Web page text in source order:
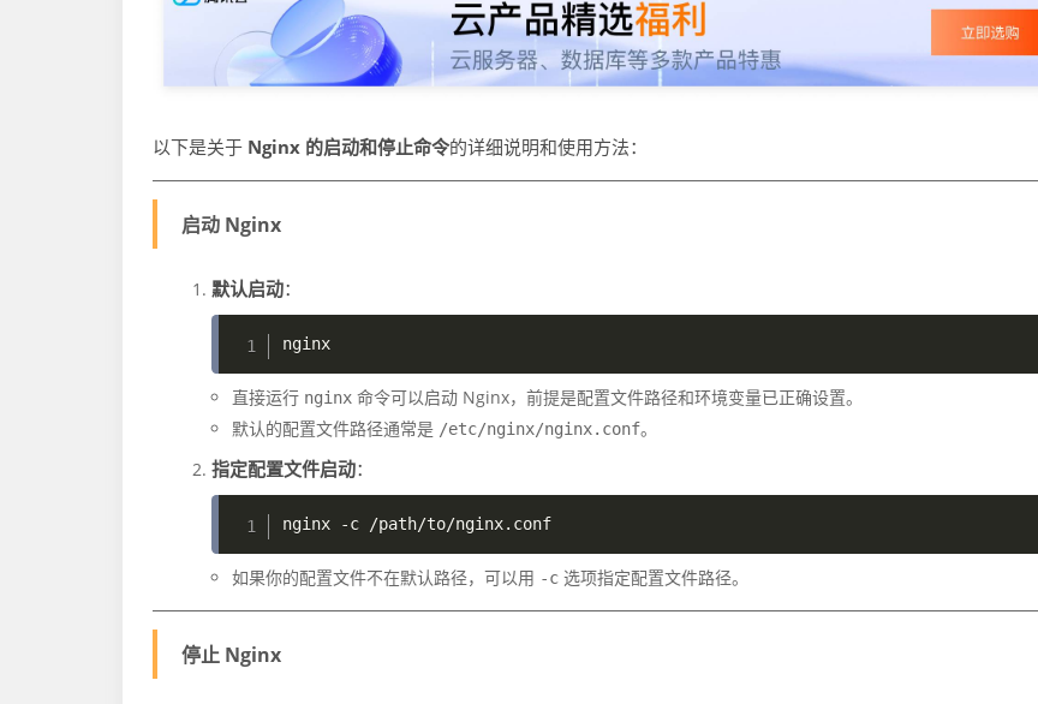
以下是关于 Nginx 的启动和停止命令的详细说明和使用方法：
启动 Nginx
默认启动：
直接运行 nginx命令可以启动 Nginx，前提是配置文件路径和环境变量已正确设置。
默认的配置文件路径通常是 /etc/nginx/nginx.conf。
指定配置文件启动：
nginx -c
如果你的配置文件不在默认路径，可以用 -c选项指定配置文件路径。
停止 Nginx